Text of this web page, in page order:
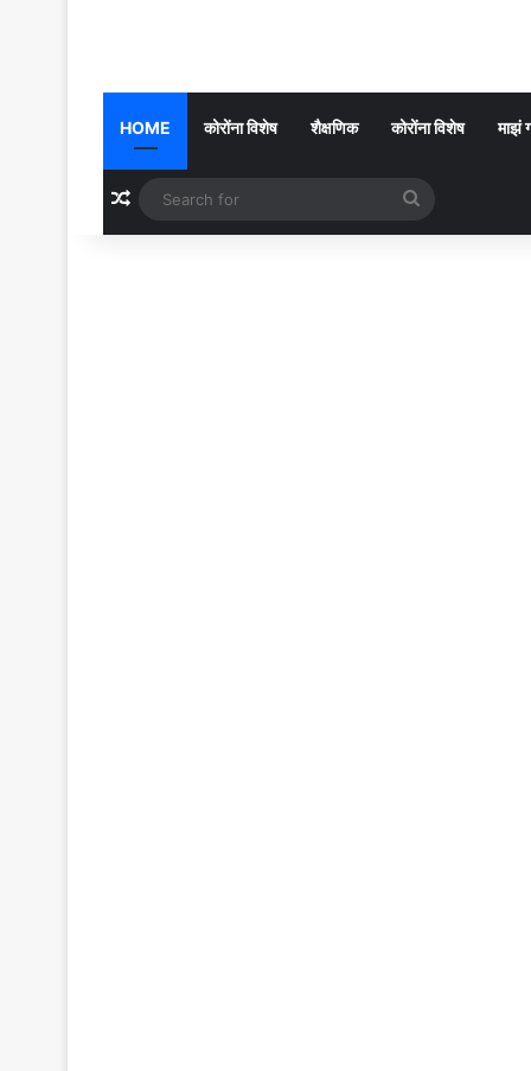
HOME कोरोंना विशेष शैक्षणिक कोरोंना विशेष माझं
Random Article
for